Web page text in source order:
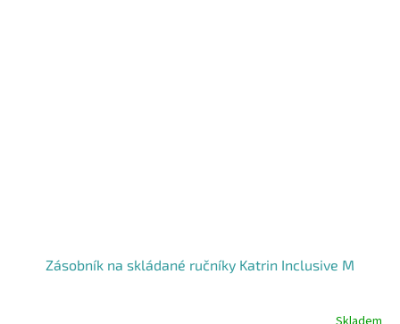
Zásobník na skládané ručníky Katrin Inclusive M